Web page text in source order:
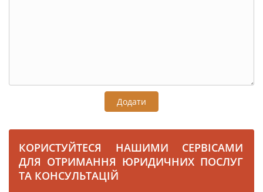
Додати
КОРИСТУЙТЕСЯ НАШИМИ СЕРВІСАМИ
ДЛЯ ОТРИМАННЯ ЮРИДИЧНИХ ПОСЛУГ
ТА КОНСУЛЬТАЦІЙ